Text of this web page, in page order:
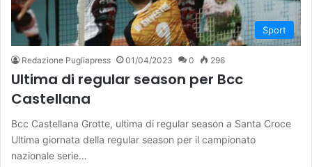
Sport
Redazione Pugliapress 01/04/2023 0 296
Ultima di regular season per Bcc
Castellana
Bcc Castellana Grotte, ultima di regular season a Santa Croce
Ultima giornata della regular season per il campionato
nazionale serie…